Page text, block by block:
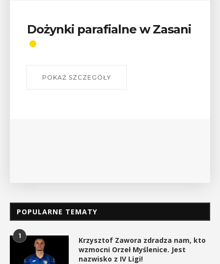
Dożynki parafialne w Zasani
POKAŻ SZCZEGÓŁY
POPULARNE TEMATY
1
Krzysztof Zawora zdradza nam, kto
wzmocni Orzeł Myślenice. Jest
nazwisko z IV Ligi!